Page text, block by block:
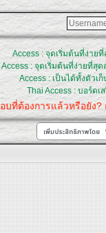
Access : จุดเริ่มต้นที่ง่าย
Access : จุดเริ่มต้นที่ง่ายที่สุด
Access : เป็นได้ทั้งตัว
Thai Access : บอร์ดเ
ารแล้วหรือยัง? กลับม